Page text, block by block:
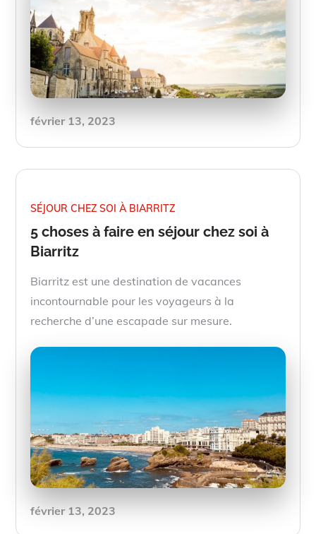
Posted
février 13, 2023
SÉJOUR CHEZ SOI À BIARRITZ
5 choses à faire en séjour chez soi à
Biarritz
Biarritz est une destination de vacances
incontournable pour les voyageurs à la
recherche d’une escapade sur mesure.
Posted
février 13, 2023